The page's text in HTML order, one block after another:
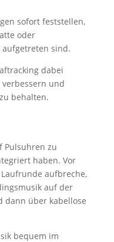
sofort feststellen,
oder
sind.
dabei
und
behalten.
Pulsuhren zu
haben. Vor
aufbreche,
auf der
dann über kabellose
bequem im